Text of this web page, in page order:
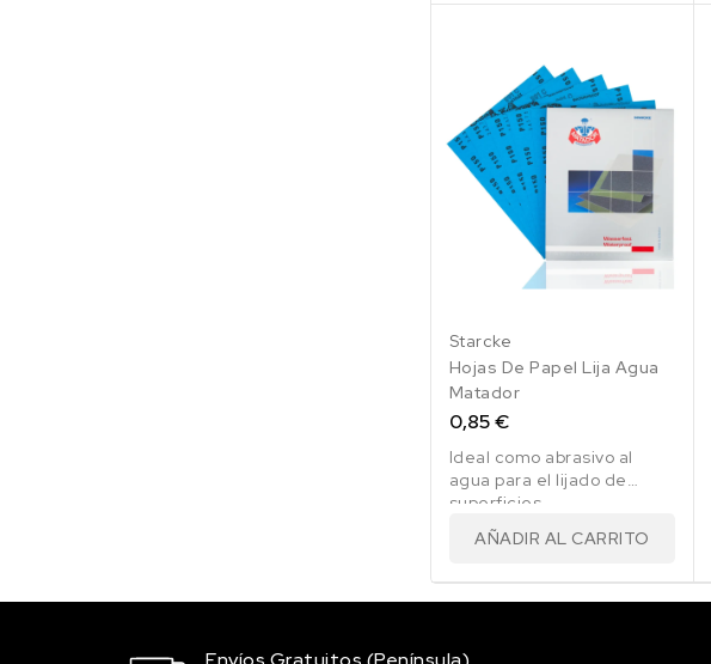
Starcke
Hojas De Papel Lija Agua
Matador
0,85 €
Ideal como abrasivo al
agua para el lijado de
superficies.
AÑADIR AL CARRITO